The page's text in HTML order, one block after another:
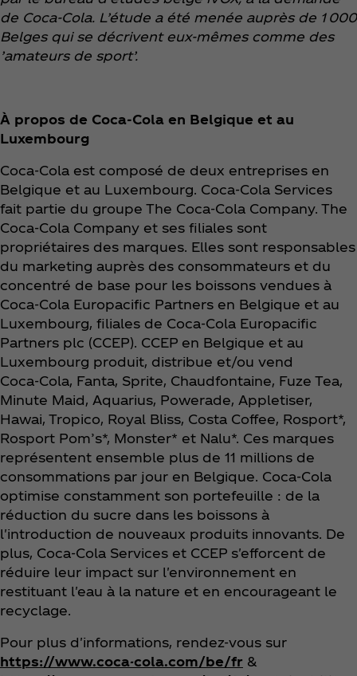
de Coca‑Cola. L’étude a été menée auprès de 1 000
Belges qui se décrivent eux-mêmes comme des
’amateurs de sport’.
À propos de Coca‑Cola en Belgique et au
Luxembourg
Coca‑Cola est composé de deux entreprises en
Belgique et au Luxembourg. Coca‑Cola Services
fait partie du groupe The Coca‑Cola Company. The
Coca‑Cola Company et ses filiales sont
propriétaires des marques. Elles sont responsables
du marketing auprès des consommateurs et du
concentré de base pour les boissons vendues à
Coca‑Cola Europacific Partners en Belgique et au
Luxembourg, filiales de Coca‑Cola Europacific
Partners plc (CCEP). CCEP en Belgique et au
Luxembourg produit, distribue et/ou vend
Coca‑Cola, Fanta, Sprite, Chaudfontaine, Fuze Tea,
Minute Maid, Aquarius, Powerade, Appletiser,
Hawai, Tropico, Royal Bliss, Costa Coffee, Rosport*,
Rosport Pom’s*, Monster* et Nalu*. Ces marques
représentent ensemble plus de 11 millions de
consommations par jour en Belgique. Coca‑Cola
optimise constamment son portefeuille : de la
réduction du sucre dans les boissons à
l'introduction de nouveaux produits innovants. De
plus, Coca‑Cola Services et CCEP s'efforcent de
réduire leur impact sur l'environnement en
restituant l'eau à la nature et en encourageant le
recyclage.
Pour plus d'informations, rendez-vous sur
https://www.coca-cola.com/be/fr &